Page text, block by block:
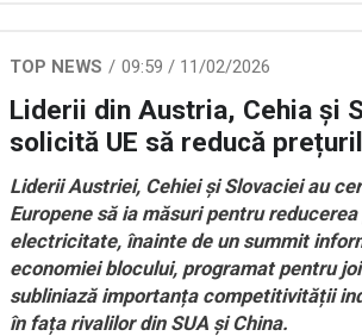
TOP NEWS 09:59 / 11/02/2026
Liderii din Austria, Cehia și
solicită UE să reducă
Liderii Austriei, Cehiei și Slovaciei au
Europene să ia măsuri pentru
electricitate, înainte de un summit
economiei blocului, programat pentru
subliniază importanța competitivității
în fața rivalilor din SUA și China.